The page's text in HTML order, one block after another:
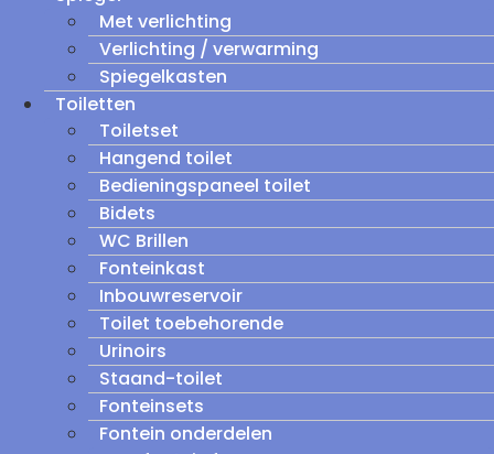
Met verlichting
Verlichting / verwarming
Spiegelkasten
Toiletten
Toiletset
Hangend toilet
Bedieningspaneel toilet
Bidets
WC Brillen
Fonteinkast
Inbouwreservoir
Toilet toebehorende
Urinoirs
Staand-toilet
Fonteinsets
Fontein onderdelen